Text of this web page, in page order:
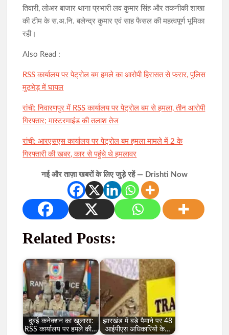
तिवारी, लोअर बाजार थाना प्रभारी लव कुमार सिंह और तकनीकी शाखा
की टीम के स.अ.नि. बलेन्द्र कुमार एवं साह फैसल की महत्वपूर्ण भूमिका
रही।
Also Read :
RSS कार्यालय पर पेट्रोल बम हमले का आरोपी हिरासत से फरार, पुलिस
मुठभेड़ में घायल
रांची: निवारणपुर में RSS कार्यालय पर पेट्रोल बम से हमला, तीन आरोपी
गिरफ्तार; मास्टरमाइंड की तलाश तेज
रांची: आरएसएस कार्यालय पर पेट्रोल बम हमला मामले में 2 के
गिरफ्तारी की खबर, कार से पहुंचे थे हमलावर
नई और ताज़ा खबरों के लिए जुड़े रहें — Drishti Now
Related Posts:
दुबई कनेक्शन का खुलासा:
RSS कार्यालय पर हमले की…
झारखंड में बड़े पैमाने पर 48
आईपीएस अधिकारियों के…